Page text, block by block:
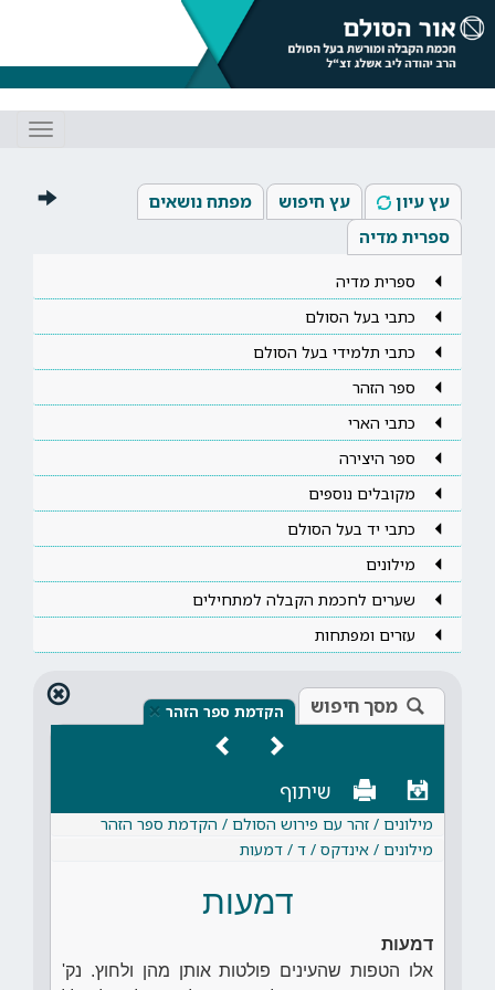
עץ עיון עץ חיפוש
מפתח נושאים
ספרית מדיה
ספרית מדיה
כתבי בעל הסולם
כתבי תלמידי בעל הסולם
ספר הזהר
כתבי הארי
ספר היצירה
מקובלים נוספים
כתבי יד בעל הסולם
מילונים
שערים לחכמת הקבלה למתחילים
עזרים ומפתחות
מסך חיפוש הקדמת ספר הזהר ×
שיתוף
מילונים / זהר עם פירוש הסולם / הקדמת ספר הזהר
מילונים / אינדקס / ד / דמעות
דמעות
דמעות
אלו הטפות שהעינים פולטות אותן מהן ולחוץ. נק'